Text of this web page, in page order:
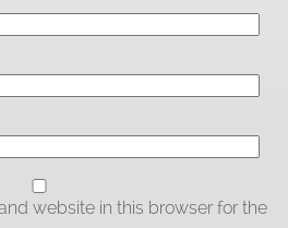
website in this browser for the